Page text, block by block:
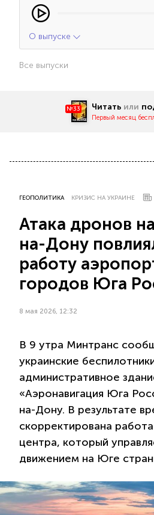
О выпуске
Все выпуски
№33 Читать или
Первый месяц
ГЕОПОЛИТИКА КРИЗИС НА УКРАИНЕ
Атака дронов
на-Дону
работу
городов Юга
8 мая 2026, 12:32
В 9 утра Минтранс
украинские
административное
«Аэронавигация Юга
на-Дону. В результате
скорректирована
центра, который
движением на Юге